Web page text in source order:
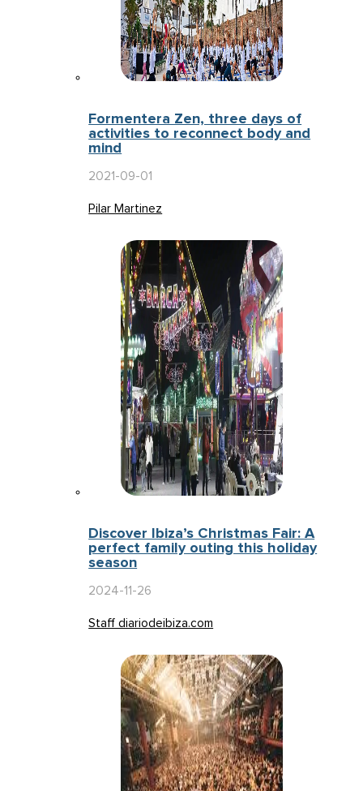
Formentera Zen, three days of
activities to reconnect body and
mind
2021-09-01
Pilar Martinez
Discover Ibiza’s Christmas Fair: A
perfect family outing this holiday
season
2024-11-26
Staff diariodeibiza.com